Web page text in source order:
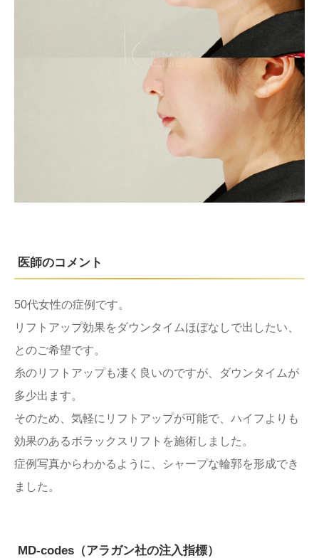
医師のコメント
50代女性の症例です。
リフトアップ効果をダウンタイムほぼなしで出したい、
とのご希望です。
糸のリフトアップも凄く良いのですが、ダウンタイムが
多少出ます。
そのため、気軽にリフトアップが可能で、ハイフよりも
効果のあるボラックスリフトを施術しました。
症例写真からわかるように、シャープな輪郭を形成でき
ました。
MD-codes（アラガン社の注入指標）